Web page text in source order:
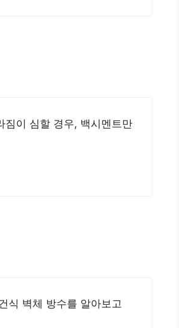
짐이 심할 경우, 백시멘트만
식 벽체 방수를 알아보고